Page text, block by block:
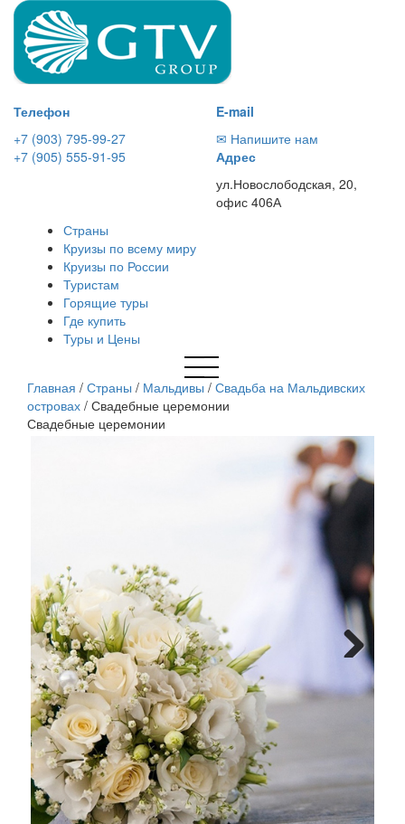
Телефон
+7 (903) 795-99-27
+7 (905) 555-91-95
E-mail
✉ Напишите нам
Адрес
ул.Новослободская, 20,
офис 406А
Страны
Круизы по всему миру
Круизы по России
Туристам
Горящие туры
Где купить
Туры и Цены
Главная / Страны / Мальдивы / Свадьба на Мальдивских
островах / Свадебные церемонии
Свадебные церемонии
Next